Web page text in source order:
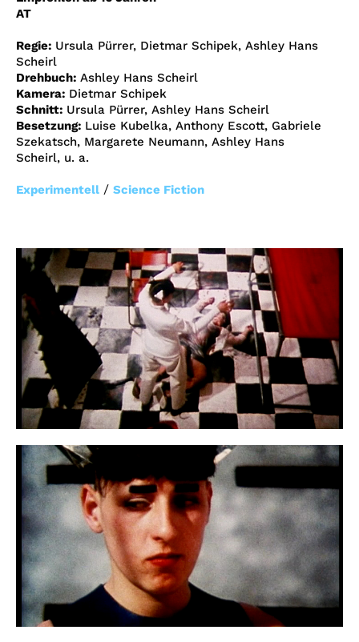
AT
Regie: Ursula Pürrer, Dietmar Schipek, Ashley Hans
Scheirl
Drehbuch: Ashley Hans Scheirl
Kamera: Dietmar Schipek
Schnitt: Ursula Pürrer, Ashley Hans Scheirl
Besetzung: Luise Kubelka, Anthony Escott, Gabriele
Szekatsch, Margarete Neumann, Ashley Hans
Scheirl, u. a.
Experimentell / Science Fiction